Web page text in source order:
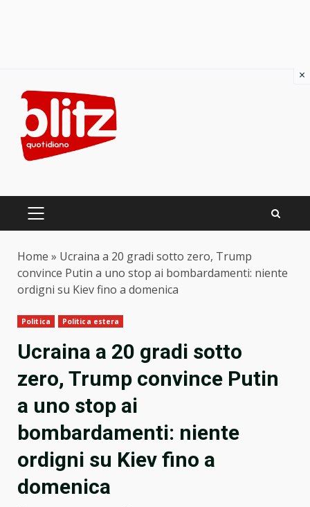
content
PRIMARY
Home » Ucraina a 20 gradi sotto zero, Trump
convince Putin a uno stop ai bombardamenti: niente
ordigni su Kiev fino a domenica
Politica Politica estera
Ucraina a 20 gradi sotto
zero, Trump convince Putin
a uno stop ai
bombardamenti: niente
ordigni su Kiev fino a
domenica
×